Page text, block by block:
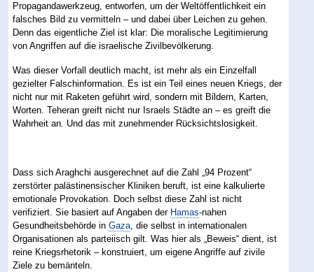
Propagandawerkzeug, entworfen, um der Weltöffentlichkeit ein
falsches Bild zu vermitteln – und dabei über Leichen zu gehen.
Denn das eigentliche Ziel ist klar: Die moralische Legitimierung
von Angriffen auf die israelische Zivilbevölkerung.
Was dieser Vorfall deutlich macht, ist mehr als ein Einzelfall
gezielter Falschinformation. Es ist ein Teil eines neuen Kriegs, der
nicht nur mit Raketen geführt wird, sondern mit Bildern, Karten,
Worten. Teheran greift nicht nur Israels Städte an – es greift die
Wahrheit an. Und das mit zunehmender Rücksichtslosigkeit.
Dass sich Araghchi ausgerechnet auf die Zahl „94 Prozent“
zerstörter palästinensischer Kliniken beruft, ist eine kalkulierte
emotionale Provokation. Doch selbst diese Zahl ist nicht
verifiziert. Sie basiert auf Angaben der Hamas-nahen
Gesundheitsbehörde inGaza, die selbst in internationalen
Organisationen als parteiisch gilt. Was hier als „Beweis“ dient, ist
reine Kriegsrhetorik – konstruiert, um eigene Angriffe auf zivile
Ziele zu bemänteln.